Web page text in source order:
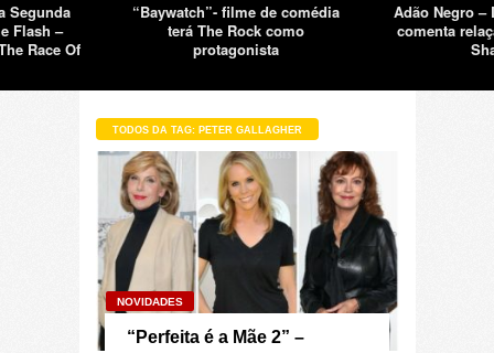
Segunda
Flash –
Race Of
“Baywatch”- filme de comédia
terá The Rock como
protagonista
Adão Negro –
comenta
TODOS DA TAG: PETER GALLAGHER
NOVIDADES
“Perfeita é a Mãe 2” –